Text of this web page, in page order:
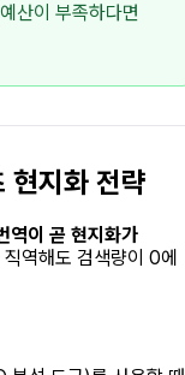
산이 부족하다면
현지화 전략
역이 곧 현지화가
역해도 검색량이 0에